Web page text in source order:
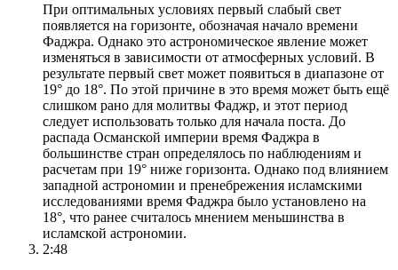
При оптимальных условиях первый слабый свет
появляется на горизонте, обозначая начало времени
Фаджра. Однако это астрономическое явление может
изменяться в зависимости от атмосферных условий. В
результате первый свет может появиться в диапазоне от
19° до 18°. По этой причине в это время может быть ещё
слишком рано для молитвы Фаджр, и этот период
следует использовать только для начала поста. До
распада Османской империи время Фаджра в
большинстве стран определялось по наблюдениям и
расчетам при 19° ниже горизонта. Однако под влиянием
западной астрономии и пренебрежения исламскими
исследованиями время Фаджра было установлено на
18°, что ранее считалось мнением меньшинства в
исламской астрономии.
2:48